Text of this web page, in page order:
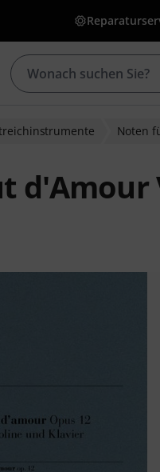
Noten